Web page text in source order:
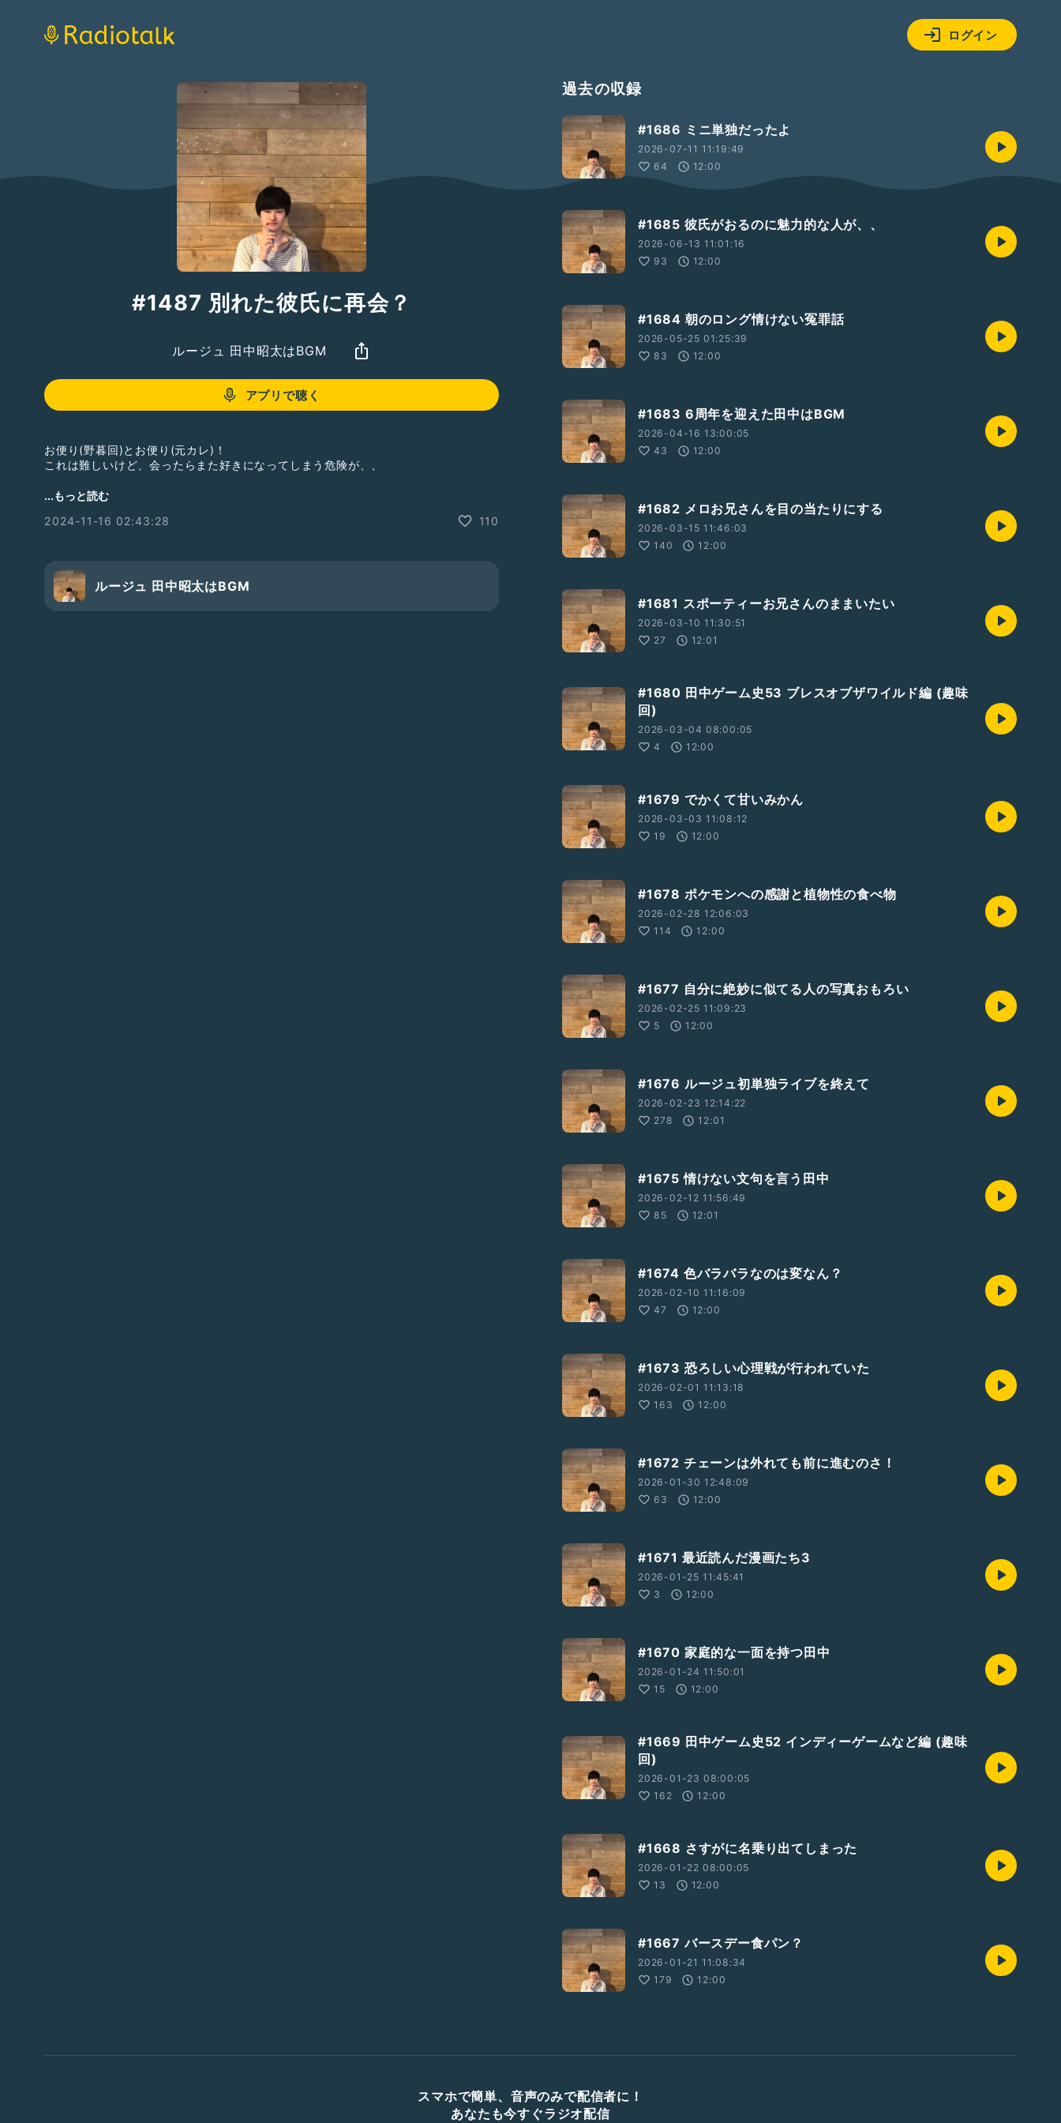
ログイン
#1487 別れた彼氏に再会？
ルージュ 田中昭太はBGM
アプリで聴く
お便り(野暮回)とお便り(元カレ)！
これは難しいけど、会ったらまた好きになってしまう危険が、、
#野暮#note#TNyan
感想やリクエストはどしどしお気軽にお願いします！
...もっと読む
2024-11-16 02:43:28
110
ルージュ 田中昭太はBGM
過去の収録
#1686 ミニ単独だったよ
2026-07-11 11:19:49
64
12:00
#1685 彼氏がおるのに魅力的な人が、、
2026-06-13 11:01:16
93
12:00
#1684 朝のロング情けない冤罪話
2026-05-25 01:25:39
83
12:00
#1683 6周年を迎えた田中はBGM
2026-04-16 13:00:05
43
12:00
#1682 メロお兄さんを目の当たりにする
2026-03-15 11:46:03
140
12:00
#1681 スポーティーお兄さんのままいたい
2026-03-10 11:30:51
27
12:01
#1680 田中ゲーム史53 ブレスオブザワイルド編 (趣味
回)
2026-03-04 08:00:05
4
12:00
#1679 でかくて甘いみかん
2026-03-03 11:08:12
19
12:00
#1678 ポケモンへの感謝と植物性の食べ物
2026-02-28 12:06:03
114
12:00
#1677 自分に絶妙に似てる人の写真おもろい
2026-02-25 11:09:23
5
12:00
#1676 ルージュ初単独ライブを終えて
2026-02-23 12:14:22
278
12:01
#1675 情けない文句を言う田中
2026-02-12 11:56:49
85
12:01
#1674 色バラバラなのは変なん？
2026-02-10 11:16:09
47
12:00
#1673 恐ろしい心理戦が行われていた
2026-02-01 11:13:18
163
12:00
#1672 チェーンは外れても前に進むのさ！
2026-01-30 12:48:09
63
12:00
#1671 最近読んだ漫画たち3
2026-01-25 11:45:41
3
12:00
#1670 家庭的な一面を持つ田中
2026-01-24 11:50:01
15
12:00
#1669 田中ゲーム史52 インディーゲームなど編 (趣味
回)
2026-01-23 08:00:05
162
12:00
#1668 さすがに名乗り出てしまった
2026-01-22 08:00:05
13
12:00
#1667 バースデー食パン？
2026-01-21 11:08:34
179
12:00
スマホで簡単、音声のみで配信者に！
あなたも今すぐラジオ配信